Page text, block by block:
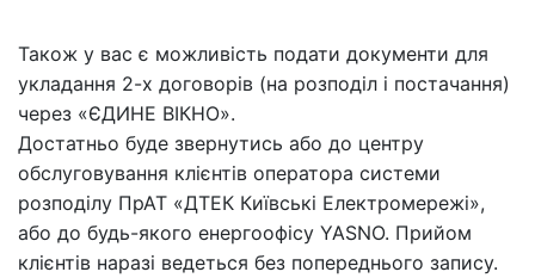
Також у вас є можливість подати документи для
укладання 2-х договорів (на розподіл і постачання)
через «ЄДИНЕ ВІКНО».
Достатньо буде звернутись або до центру
обслуговування клієнтів оператора системи
розподілу ПрАТ «ДТЕК Київські Електромережі»,
або до будь-якого енергоофісу YASNO. Прийом
клієнтів наразі ведеться без попереднього запису.